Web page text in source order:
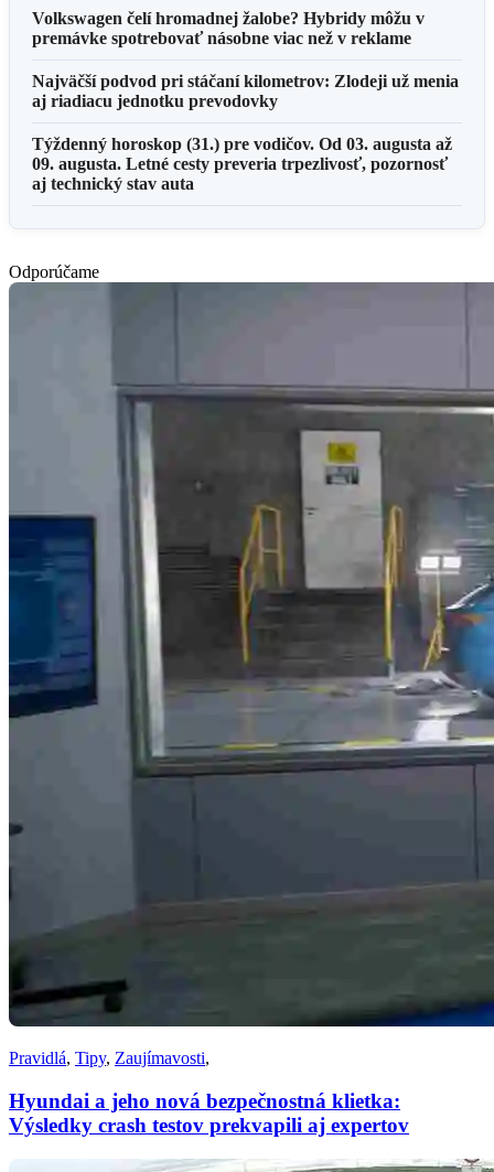
Volkswagen čelí hromadnej žalobe? Hybridy môžu v
premávke spotrebovať násobne viac než v reklame
Najväčší podvod pri stáčaní kilometrov: Zlodeji už menia
aj riadiacu jednotku prevodovky
Týždenný horoskop (31.) pre vodičov. Od 03. augusta až
09. augusta. Letné cesty preveria trpezlivosť, pozornosť
aj technický stav auta
Odporúčame
Pravidlá, Tipy, Zaujímavosti,
Hyundai a jeho nová bezpečnostná klietka:
Výsledky crash testov prekvapili aj expertov